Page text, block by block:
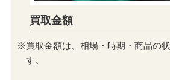
買取金額
※買取金額は、相場・時期・商品の
す。